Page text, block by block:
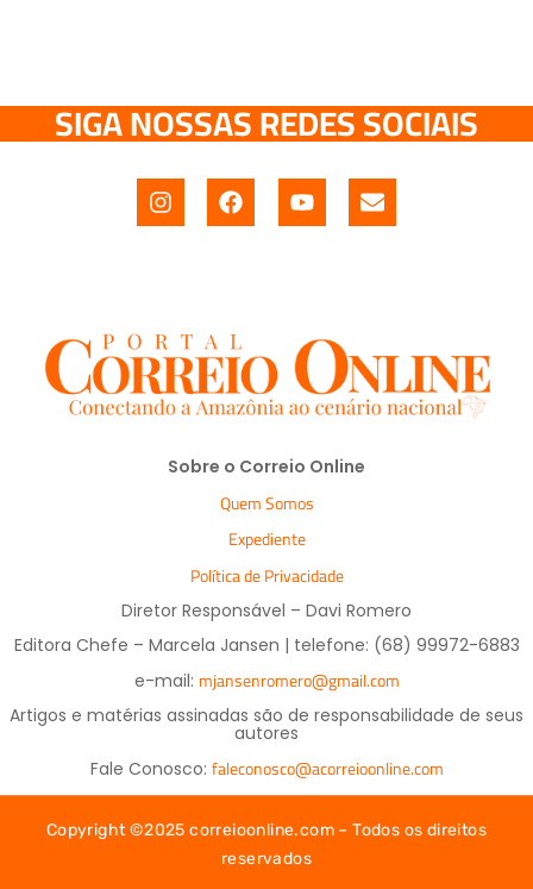
SIGA NOSSAS REDES SOCIAIS
Sobre o Correio Online
Quem Somos
Expediente
Política de Privacidade
Diretor Responsável – Davi Romero
Editora Chefe – Marcela Jansen | telefone: (68) 99972-6883
e-mail: mjansenromero@gmail.com
Artigos e matérias assinadas são de responsabilidade de seus
autores
Fale Conosco: faleconosco@acorreioonline.com
Copyright ©2025 correioonline.com – Todos os direitos
reservados